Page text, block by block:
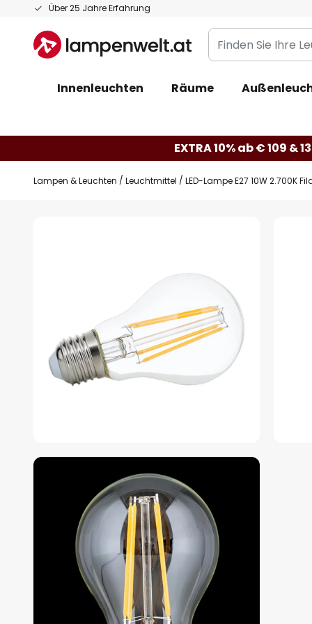
Über 25 Jahre Erfahrung
Zum
springen
Finden
Sie
Leuchte...
Innenleuchten Räume
EXTRA 10% ab € 109 &
Lampen & Leuchten Leuchtmittel LED-Lampe E27 10W 2.700K